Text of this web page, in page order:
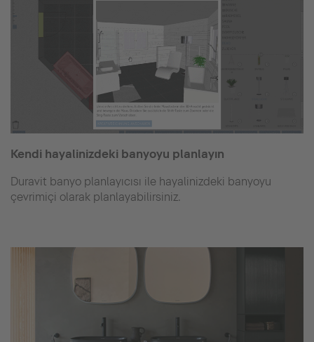
Kendi hayalinizdeki banyoyu planlayın
Duravit banyo planlayıcısı ile hayalinizdeki banyoyu
çevrimiçi olarak planlayabilirsiniz.